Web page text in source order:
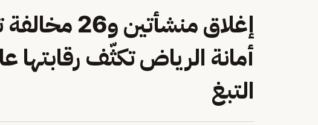
إغلاق
أمانة الرياض تكثّف
التبغ